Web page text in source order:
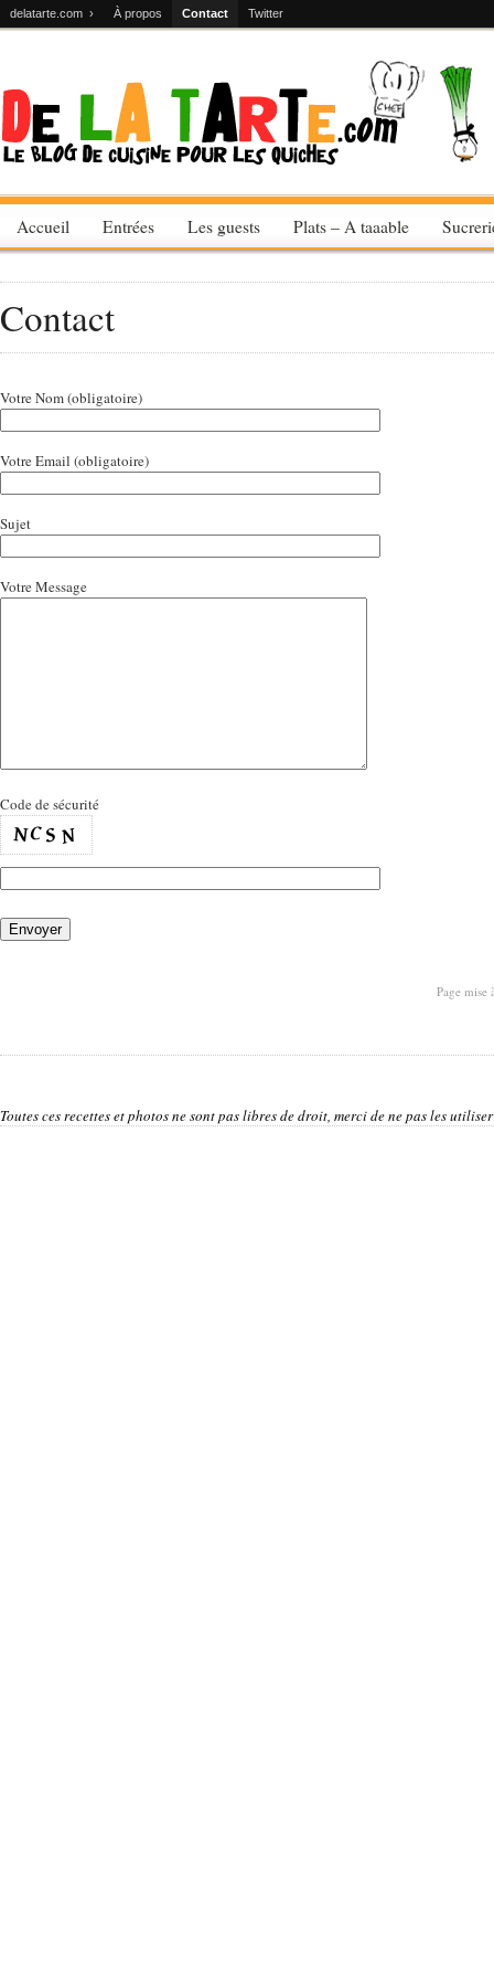
delatarte.com › À propos Contact Twitter
Accueil Entrées Les guests Plats – A taaable
Contact
Votre Nom (obligatoire)
Votre Email (obligatoire)
Sujet
Votre Message
Code de sécurité
Page
Toutes ces recettes et photos ne sont pas libres de droit, merci de ne pas les